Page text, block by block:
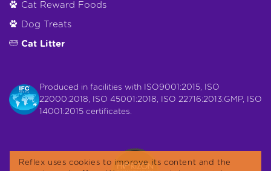
Cat Reward Foods
Dog Treats
Cat Litter
Produced in facilities with ISO9001:2015, ISO
22000:2018, ISO 45001:2018, ISO 22716:2013:GMP, ISO
14001:2015 certificates.
Reflex uses cookies to improve its content and the